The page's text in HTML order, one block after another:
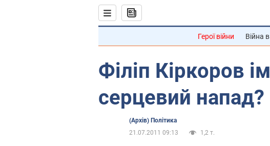
Герої війни Війна
Філіп Кіркоров
серцевий напад?
(Архів) Політика
21.07.2011 09:13
1,2 т.